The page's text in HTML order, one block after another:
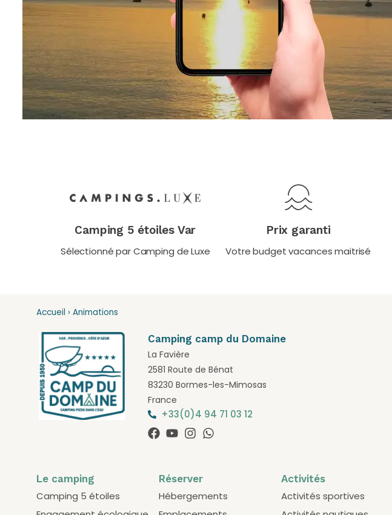
Camping 5 étoiles Var
Sélectionné par Camping de Luxe
Prix garanti
Votre budget vacances maitrisé
Accueil › Animations
Camping camp du Domaine
La Favière
2581 Route de Bénat
83230 Bormes-les-Mimosas
France
+33(0)4 94 71 03 12
Le camping
Camping 5 étoiles
Réserver
Hébergements
Activités
Activités sportives